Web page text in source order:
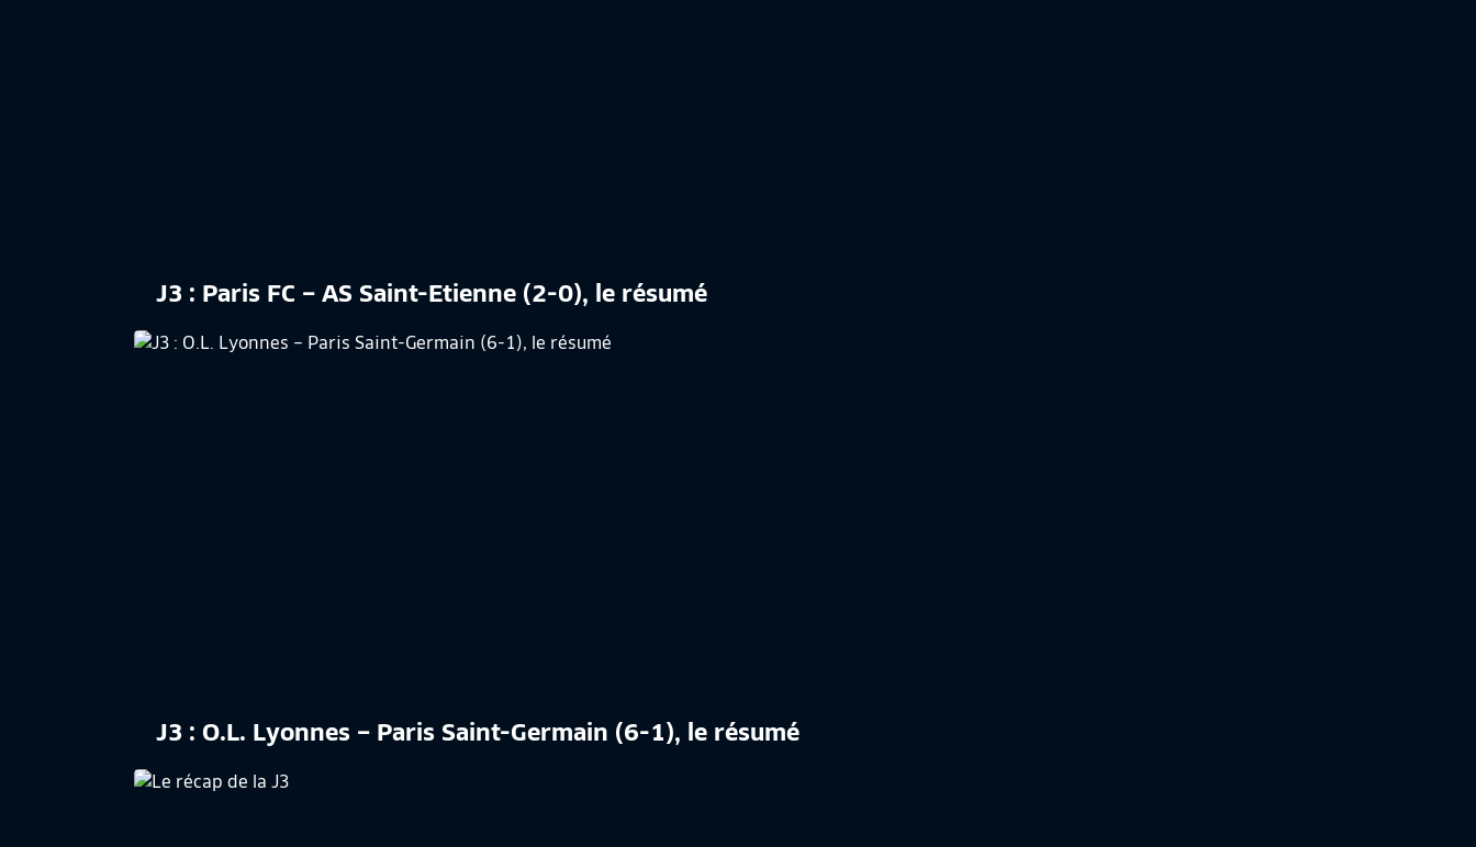
J3 : Paris FC – AS Saint-Etienne (2-0), le résumé
J3 : O.L. Lyonnes – Paris Saint-Germain (6-1), le résumé